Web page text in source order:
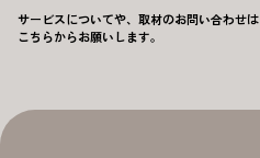
サービスについてや、取材のお問い合わせは
こちらからお願いします。